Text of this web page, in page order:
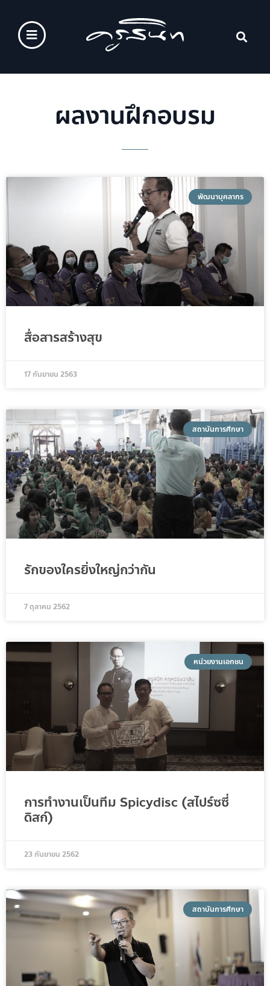
ผลงานฝึกอบรม
พัฒนาบุคลากร
สื่อสารสร้างสุข
17 กันยายน 2563
สถาบันการศึกษา
รักของใครยิ่งใหญ่กว่ากัน
7 ตุลาคม 2562
หน่วยงานเอกชน
การทำงานเป็นทีม Spicydisc (สไปร์ซซี่
ดิสก์)
23 กันยายน 2562
สถาบันการศึกษา